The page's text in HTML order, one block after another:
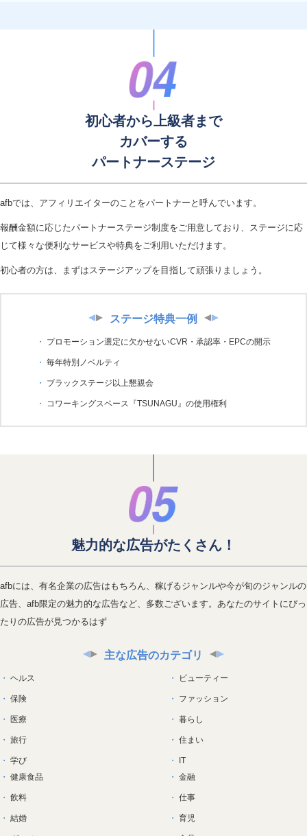
初心者から上級者まで
カバーする
パートナーステージ
afbでは、アフィリエイターのことをパートナーと呼んでいます。
報酬金額に応じたパートナーステージ制度をご用意しており、ステージに応
じて様々な便利なサービスや特典をご利用いただけます。
初心者の方は、まずはステージアップを目指して頑張りましょう。
ステージ特典一例
プロモーション選定に欠かせないCVR・承認率・EPCの開示
毎年特別ノベルティ
ブラックステージ以上懇親会
コワーキングスペース『TSUNAGU』の使用権利
魅力的な広告がたくさん！
afbには、有名企業の広告はもちろん、稼げるジャンルや今が旬のジャンルの
広告、afb限定の魅力的な広告など、多数ございます。あなたのサイトにぴっ
たりの広告が見つかるはず
主な広告のカテゴリ
ヘルス
保険
医療
旅行
学び
ビューティー
ファッション
暮らし
住まい
IT
健康食品
飲料
結婚
金融
仕事
育児